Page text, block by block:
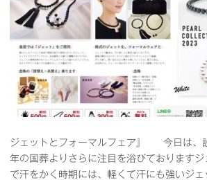
ジェットとフォーマルフェア』 今日は、
年の国葬よりさらに注目を浴びておりますジ
で汗をかく時期には、軽くて汗にも強いジ